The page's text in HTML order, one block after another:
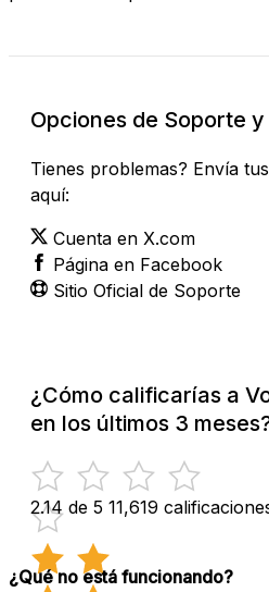
Opciones de Soporte
Tienes problemas? Envía
aquí:
Cuenta en X.com
Página en Facebook
Sitio Oficial de Soporte
¿Cómo calificarías a
en los últimos 3
2.14 de 5 11,619
¿Qué no está funcionando?